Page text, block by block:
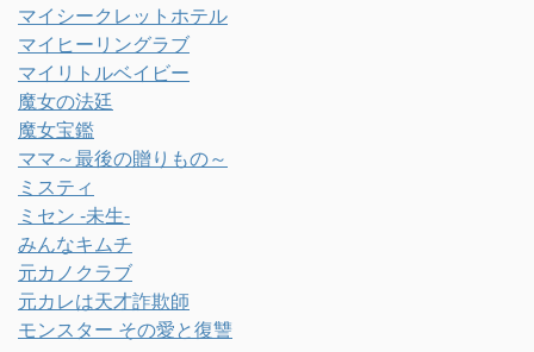
マイシークレットホテル
マイヒーリングラブ
マイリトルベイビー
魔女の法廷
魔女宝鑑
ママ～最後の贈りもの～
ミスティ
ミセン -未生-
みんなキムチ
元カノクラブ
元カレは天才詐欺師
モンスター その愛と復讐